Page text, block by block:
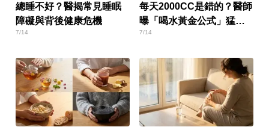
總睡不好？醫揭常見睡眠
障礙與背後健康危機
7/14
每天2000CC是錯的？醫師
曝「喝水黃金公式」猛灌
恐水中毒
7/14